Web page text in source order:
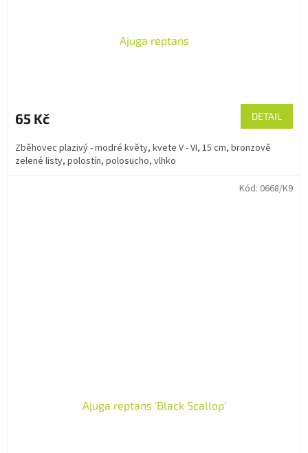
Ajuga reptans
65 Kč DETAIL
Zběhovec plazivý - modré květy, kvete V - VI, 15 cm, bronzově
zelené listy, polostín, polosucho, vlhko
Ajuga reptans 'Black Scallop'
Kód: 0668/K9